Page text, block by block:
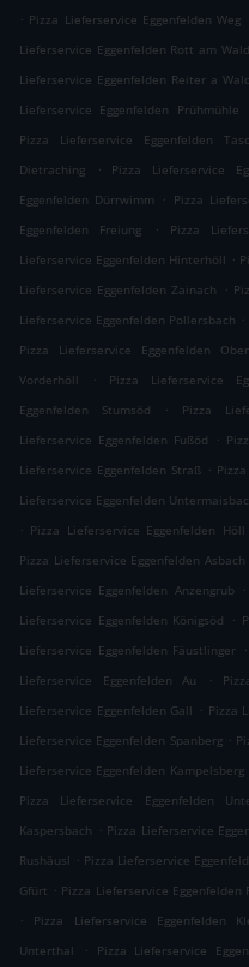
. Pizza Lieferservice Eggenfelden Weg
Lieferservice Eggenfelden Rott am Wald
Lieferservice Eggenfelden Reiter a Wald
Lieferservice Eggenfelden Prühmühle
Pizza Lieferservice Eggenfelden
Dietraching
. Pizza Lieferservice
Eggenfelden Dürrwimm
. Pizza
Eggenfelden Freiung
. Pizza
Lieferservice Eggenfelden Hinterhöll .
Lieferservice Eggenfelden Zainach
.
Lieferservice Eggenfelden Pollersbach .
Pizza Lieferservice Eggenfelden
Vorderhöll
. Pizza Lieferservice
Eggenfelden Stumsöd
. Pizza
Lieferservice Eggenfelden Fußöd
.
Lieferservice Eggenfelden Straß .
Lieferservice Eggenfelden
. Pizza Lieferservice Eggenfelden Höll
Pizza Lieferservice Eggenfelden Asbach
Lieferservice Eggenfelden Anzengrub
.
Lieferservice Eggenfelden Königsöd
.
Lieferservice Eggenfelden Fäustlinger .
Lieferservice Eggenfelden Au
.
Lieferservice Eggenfelden Gall . Pizza
Lieferservice Eggenfelden Spanberg .
Lieferservice Eggenfelden Kampelsberg
Pizza Lieferservice Eggenfelden
Kaspersbach . Pizza Lieferservice
Rushäusl . Pizza Lieferservice
Gfürt . Pizza Lieferservice Eggenfelden
.
Pizza Lieferservice Eggenfelden
Unterthal
. Pizza Lieferservice